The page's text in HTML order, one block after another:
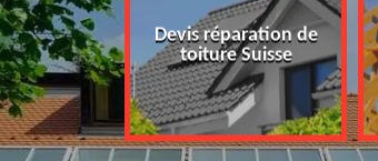
Devis réparation de
toiture Suisse